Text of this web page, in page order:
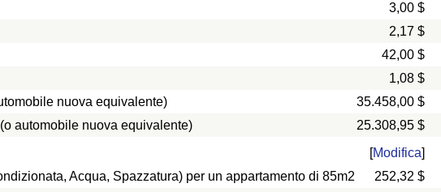
3,00 $
2,17 $
42,00 $
1,08 $
nuova equivalente) 35.458,00 $
automobile nuova equivalente) 25.308,95 $
[Modifica]
Acqua, Spazzatura) per un appartamento di 85m2
252,32 $